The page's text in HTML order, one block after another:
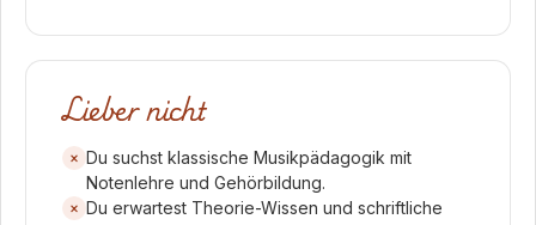
Lieber nicht
Du suchst klassische Musikpädagogik mit
Notenlehre und Gehörbildung.
Du erwartest Theorie-Wissen und schriftliche